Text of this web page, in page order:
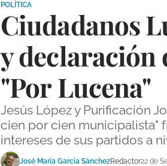
POLÍTICA
Ciudadanos
y declaración
"Por Lucena"
Jesús López y Purificación
cien por cien municipalista"
intereses de sus partidos a
José María García SánchezRedactor22 de